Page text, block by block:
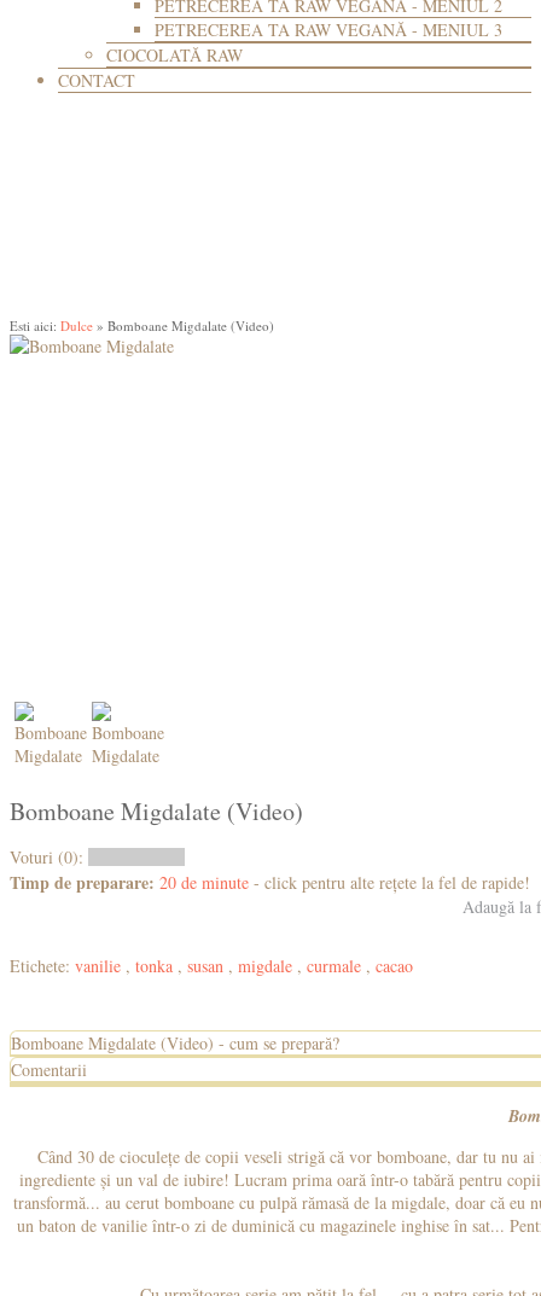
PETRECEREA TA RAW VEGANĂ - MENIUL 2
PETRECEREA TA RAW VEGANĂ - MENIUL 3
CIOCOLATĂ RAW
CONTACT
Esti aici: Dulce » Bomboane Migdalate (Video)
Bomboane Migdalate (Video)
Voturi (0):
Timp de preparare: 20 de minute - click pentru alte rețete la fel de rapide!
Adaugă la
Etichete: vanilie , tonka , susan , migdale , curmale , cacao
Bomboane Migdalate (Video) - cum se prepară?
Comentarii
Când 30 de cioculețe de copii veseli strigă că vor bomboane, dar tu nu
ingrediente și un val de iubire! Lucram prima oară într-o tabără pentru
transformă... au cerut bomboane cu pulpă rămasă de la migdale, doar că
un baton de vanilie într-o zi de duminică cu magazinele inghise în sat...